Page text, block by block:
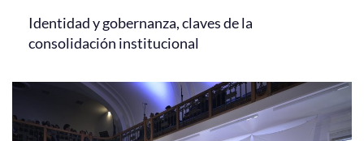
Identidad y gobernanza, claves de la
consolidación institucional